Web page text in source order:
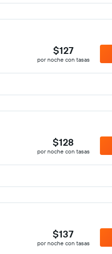
$127
por noche con tasas
$128
por noche con tasas
$137
por noche con tasas